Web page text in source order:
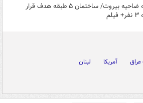
حمله رژیم صهیونیستی به ضاحیه بیروت/ ساختمان ۵ طبقه هدف قرار
آمریکا
لبنان